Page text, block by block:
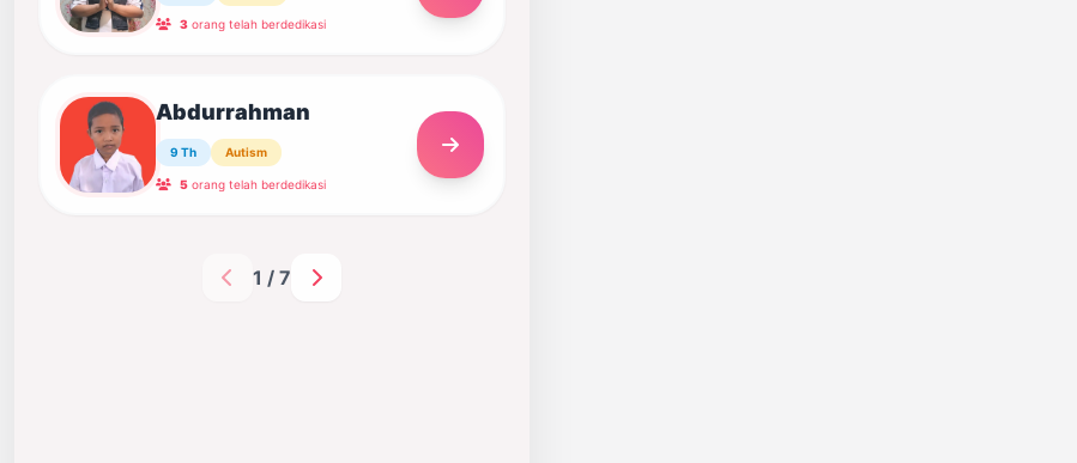
3 orang telah berdedikasi
Abdurrahman
9 Th Autism
5 orang telah berdedikasi
1 / 7